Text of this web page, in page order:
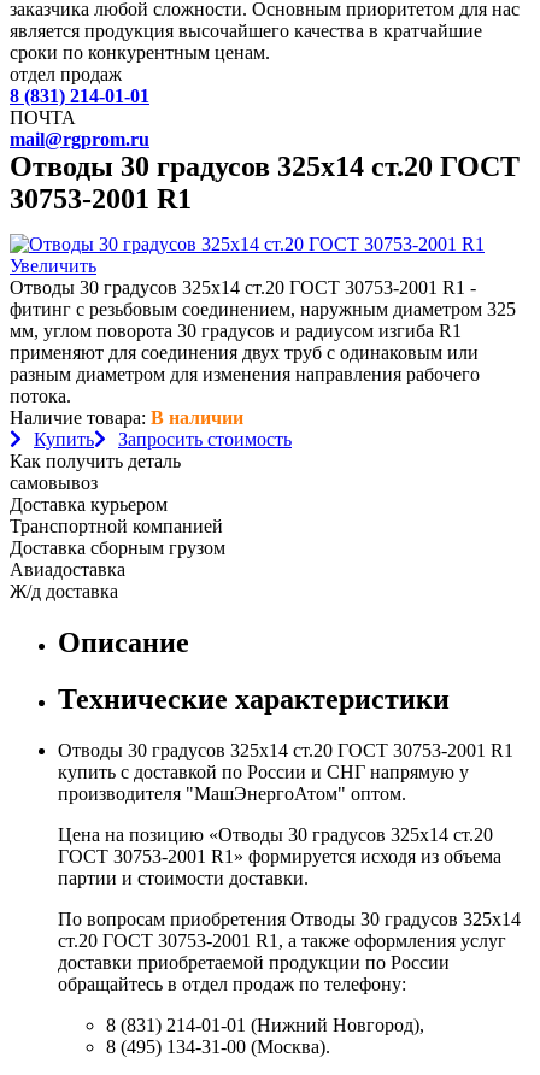
заказчика любой сложности. Основным приоритетом для нас
является продукция высочайшего качества в кратчайшие
сроки по конкурентным ценам.
отдел продаж
8 (831) 214-01-01
ПОЧТА
mail@rgprom.ru
Отводы 30 градусов 325х14 ст.20 ГОСТ
30753-2001 R1
Увеличить
Отводы 30 градусов 325х14 ст.20 ГОСТ 30753-2001 R1 -
фитинг с резьбовым соединением, наружным диаметром 325
мм, углом поворота 30 градусов и радиусом изгиба R1
применяют для соединения двух труб с одинаковым или
разным диаметром для изменения направления рабочего
потока.
Наличие товара: В наличии
Купить
Запросить стоимость
Как получить деталь
самовывоз
Доставка курьером
Транспортной компанией
Доставка сборным грузом
Авиадоставка
Ж/д доставка
Описание
Технические характеристики
Отводы 30 градусов 325х14 ст.20 ГОСТ 30753-2001 R1
купить с доставкой по России и СНГ напрямую у
производителя "МашЭнергоАтом" оптом.
Цена на позицию «Отводы 30 градусов 325х14 ст.20
ГОСТ 30753-2001 R1» формируется исходя из объема
партии и стоимости доставки.
По вопросам приобретения Отводы 30 градусов 325х14
ст.20 ГОСТ 30753-2001 R1, а также оформления услуг
доставки приобретаемой продукции по России
обращайтесь в отдел продаж по телефону:
8 (831) 214-01-01 (Нижний Новгород),
8 (495) 134-31-00 (Москва).